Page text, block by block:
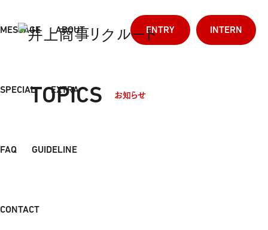
MESSAGE ABOUT
SPECIAL EXTRA
FAQ GUIDELINE
CONTACT
ENTRY INTERN
TOPICS お知らせ